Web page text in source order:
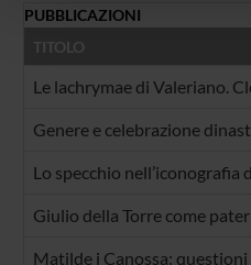
pubblicità e social media, i
con altre informazioni che
raccolto dal tuo utilizzo dei
PUBBLICAZIONI
TITOLO
Le lachrymae di Valeriano.
Genere e celebrazione
Lo specchio nell’iconografia
Giulio della Torre come
Matilde i Canossa: